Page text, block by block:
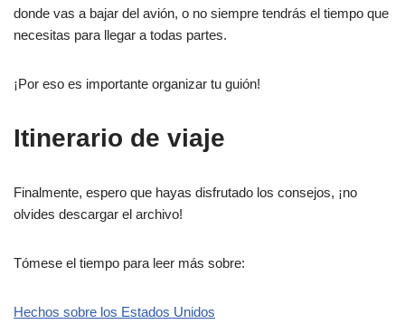
donde vas a bajar del avión, o no siempre tendrás el tiempo que
necesitas para llegar a todas partes.
¡Por eso es importante organizar tu guión!
Itinerario de viaje
Finalmente, espero que hayas disfrutado los consejos, ¡no
olvides descargar el archivo!
Tómese el tiempo para leer más sobre:
Hechos sobre los Estados Unidos